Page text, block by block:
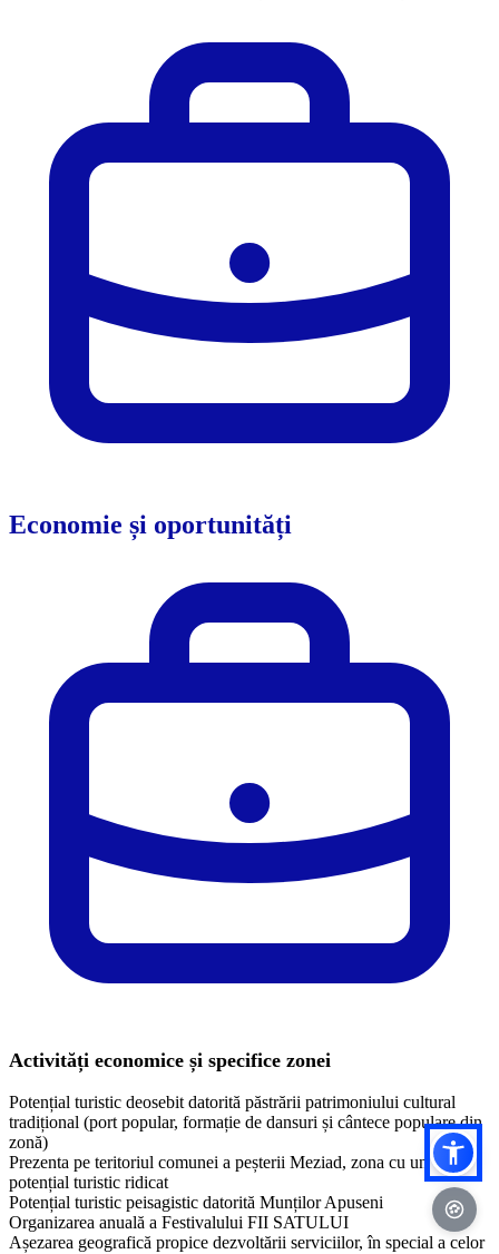
Economie și oportunități
Activități economice și specifice zonei
Potențial turistic deosebit datorită păstrării patrimoniului cultural
tradițional (port popular, formație de dansuri și cântece populare din
zonă)
Prezenta pe teritoriul comunei a peșterii Meziad, zona cu un
potențial turistic ridicat
Potențial turistic peisagistic datorită Munților Apuseni
Organizarea anuală a Festivalului FII SATULUI
Așezarea geografică propice dezvoltării serviciilor, în special a celor